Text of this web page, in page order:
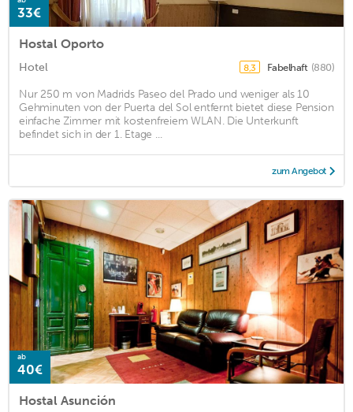
33€
Hostal Oporto
Hotel 8,3 Fabelhaft (880)
Nur 250 m von Madrids Paseo del Prado und weniger als 10
Gehminuten von der Puerta del Sol entfernt bietet diese Pension
einfache Zimmer mit kostenfreiem WLAN. Die Unterkunft
befindet sich in der 1. Etage ...
zum Angebot
ab
40€
Hostal Asunción